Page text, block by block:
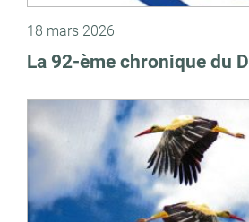
18 mars 2026
La 92-ème chronique du